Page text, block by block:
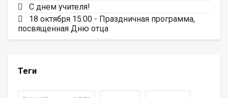
С днем учителя!
18 октября 15:00 - Праздничная программа,
посвященная Дню отца
Теги